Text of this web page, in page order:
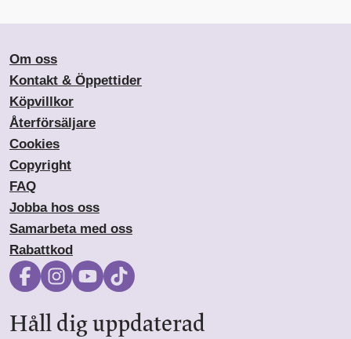
Om oss
Kontakt & Öppettider
Köpvillkor
Återförsäljare
Cookies
Copyright
FAQ
Jobba hos oss
Samarbeta med oss
Rabattkod
Håll dig uppdaterad